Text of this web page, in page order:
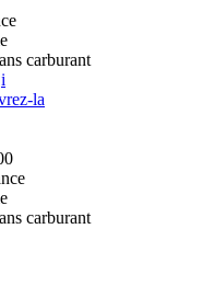
carburant
i
la
carburant